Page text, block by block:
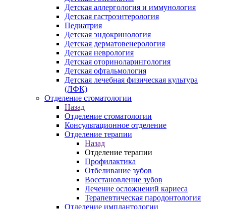
Детская аллергология и иммунология
Детская гастроэнтерология
Педиатрия
Детская эндокринология
Детская дерматовенерология
Детская неврология
Детская оториноларингология
Детская офтальмология
Детская лечебная физическая культура
(ЛФК)
Отделение стоматологии
Назад
Отделение стоматологии
Консультационное отделение
Отделение терапии
Назад
Отделение терапии
Профилактика
Отбеливание зубов
Восстановление зубов
Лечение осложнений кариеса
Терапевтическая пародонтология
Отделение имплантологии